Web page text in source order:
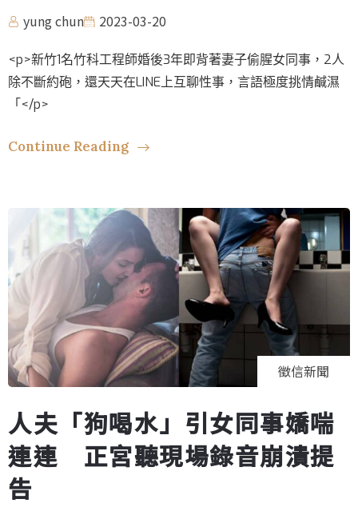
yung chun 2023-03-20
<p>新竹1名竹科工程師婚後3年即背著妻子偷腥女同事，2人
除不斷約砲，還天天在LINE上互聊性事，言語極度挑情鹹濕
「</p>
Continue Reading
徵信新聞
人夫「狗喝水」引女同事嬌喘
連連 正宮聽現場錄音崩潰提
告